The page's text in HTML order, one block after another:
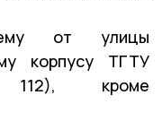
от улицы
корпусу ТГТУ
112), кроме